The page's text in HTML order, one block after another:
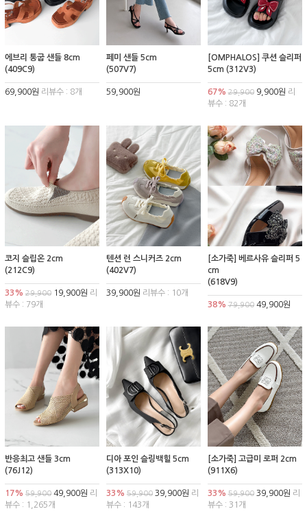
에브리 통굽 샌들 8cm
(409C9)
69,900원 리뷰수 : 8개
페미 샌들 5cm
(507V7)
59,900원
[OMPHALOS] 쿠션 슬리퍼
5cm (312V3)
67% 29,9009,900원 리
뷰수 : 82개
코지 슬립온 2cm
(212C9)
33% 29,900 19,900원 리
뷰수 : 79개
텐션 런 스니커즈 2cm
(402V7)
39,900원 리뷰수 : 10개
[소가죽] 베르사유 슬리퍼 5
cm
(618V9)
38% 79,90049,900원
반응최고 샌들 3cm
(76J12)
17% 59,900 49,900원 리
뷰수 : 1,265개
디아 포인 슬링백힐 5cm
(313X10)
33% 59,90039,900원 리
뷰수 : 143개
[소가죽] 고급미 로퍼 2cm
(911X6)
33% 59,90039,900원 리
뷰수 : 31개